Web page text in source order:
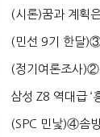
340억 베팅…가...
(시론)꿈과 계획
(민선 9기 한달
격…추미애, 20
(정기여론조사)②
청래 '초접전'...
삼성 Z8 역대급 ‘
목…9월 ‘폴...
(SPC 민낯)④솜